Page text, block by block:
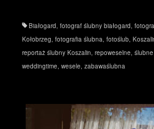
Białogard, fotograf ślubny białogard,
Kołobrzeg, fotografia ślubna, fotoślub,
reportaż ślubny Koszalin, repoweselne,
weddingtime, wesele, zabawaślubna